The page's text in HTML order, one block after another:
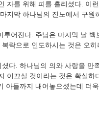
자를 위해 피를 흘리셨다. 이
지막 하나님의 진노에서 구원
루어진다. 주님은 마지막 날 백
락으로 인도하시는 것은 오
셨다. 하나님의 의와 사랑을 만
이끄실 것이라는 것은 확실하
아들까지 내어놓으셨는데 더